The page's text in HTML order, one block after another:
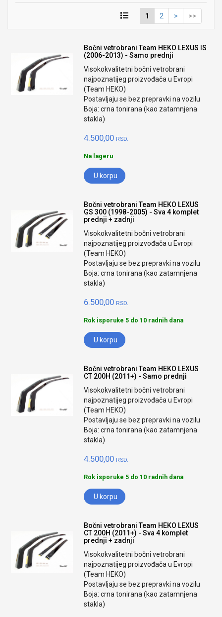
1 2 > >>
Bočni vetrobrani Team HEKO LEXUS IS
(2006-2013) - Samo prednji
Visokokvalitetni bočni vetrobrani
najpoznatijeg proizvođača u Evropi
(Team HEKO)
Postavljaju se bez prepravki na vozilu
Boja: crna tonirana (kao zatamnjena
stakla)
4.500,00 RSD.
Na lageru
U korpu
Bočni vetrobrani Team HEKO LEXUS
GS 300 (1998-2005) - Sva 4 komplet
prednji + zadnji
Visokokvalitetni bočni vetrobrani
najpoznatijeg proizvođača u Evropi
(Team HEKO)
Postavljaju se bez prepravki na vozilu
Boja: crna tonirana (kao zatamnjena
stakla)
6.500,00 RSD.
Rok isporuke 5 do 10 radnih dana
U korpu
Bočni vetrobrani Team HEKO LEXUS
CT 200H (2011+) - Samo prednji
Visokokvalitetni bočni vetrobrani
najpoznatijeg proizvođača u Evropi
(Team HEKO)
Postavljaju se bez prepravki na vozilu
Boja: crna tonirana (kao zatamnjena
stakla)
4.500,00 RSD.
Rok isporuke 5 do 10 radnih dana
U korpu
Bočni vetrobrani Team HEKO LEXUS
CT 200H (2011+) - Sva 4 komplet
prednji + zadnji
Visokokvalitetni bočni vetrobrani
najpoznatijeg proizvođača u Evropi
(Team HEKO)
Postavljaju se bez prepravki na vozilu
Boja: crna tonirana (kao zatamnjena
stakla)